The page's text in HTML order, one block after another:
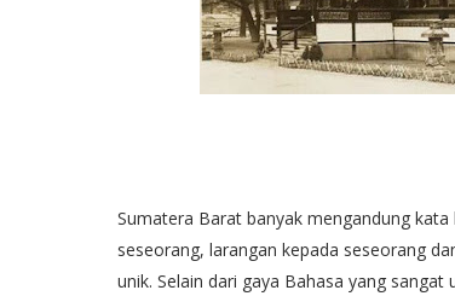
Sumatera Barat banyak mengandung
seseorang, larangan kepada seseorang
unik. Selain dari gaya Bahasa yang